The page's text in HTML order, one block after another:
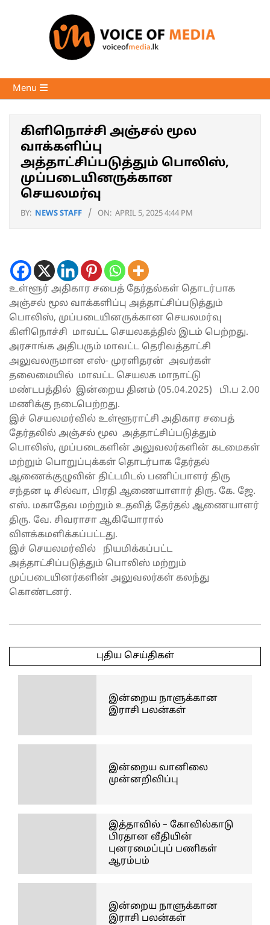
Voice
of
Primary
Navigation
Menu
கிளிநொச்சி அஞ்சல் மூல
வாக்களிப்பு
அத்தாட்சிப்படுத்தும் பொலிஸ்,
முப்படையினருக்கான
செயலமர்வு
BY: NEWS STAFF ON: APRIL 5, 2025 4:44 PM
உள்ளூர் அதிகார சபைத் தேர்தல்கள் தொடர்பாக
அஞ்சல் மூல வாக்களிப்பு அத்தாட்சிப்படுத்தும்
பொலிஸ், முப்படையினருக்கான செயலமர்வு
கிளிநொச்சி மாவட்ட செயலகத்தில் இடம் பெற்றது.
அரசாங்க அதிபரும் மாவட்ட தெரிவத்தாட்சி
அலுவலருமான எஸ்- முரளிதரன் அவர்கள்
தலைமையில் மாவட்ட செயலக மாநாட்டு
மண்டபத்தில் இன்றைய தினம் (05.04.2025) பி.ப 2.00
மணிக்கு நடைபெற்றது.
இச் செயலமர்வில் உள்ளூராட்சி அதிகார சபைத்
தேர்தலில் அஞ்சல் மூல அத்தாட்சிப்படுத்தும்
பொலிஸ், முப்படைகளின் அலுவலர்களின் கடமைகள்
மற்றும் பொறுப்புக்கள் தொடர்பாக தேர்தல்
ஆணைக்குழுவின் திட்டமிடல் பணிப்பாளர் திரு
சந்தன டி சில்வா, பிரதி ஆணையாளார் திரு. கே. ஜே.
எஸ். மகாதேவ மற்றும் உதவித் தேர்தல் ஆணையாளர்
திரு. வே. சிவராசா ஆகியோரால்
விளக்கமளிக்கப்பட்டது.
இச் செயலமர்வில் நியமிக்கப்பட்ட
அத்தாட்சிப்படுத்தும் பொலிஸ் மற்றும்
முப்படையினர்களின் அலுவலர்கள் கலந்து
கொண்டனர்.
04-
புதிய செய்திகள்
இன்றைய நாளுக்கான
இராசி பலன்கள்
இன்றைய வானிலை
முன்னறிவிப்பு
இத்தாவில் – கோவில்காடு
பிரதான வீதியின்
புனரமைப்புப் பணிகள்
ஆரம்பம்
இன்றைய நாளுக்கான
இராசி பலன்கள்